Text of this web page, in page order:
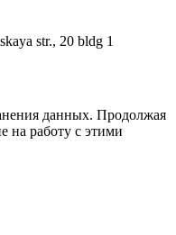
str., 20 bldg 1
данных. Продолжая
на работу с этими